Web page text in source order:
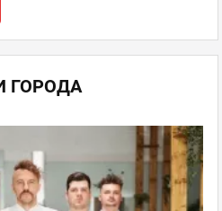
ГОРОДА